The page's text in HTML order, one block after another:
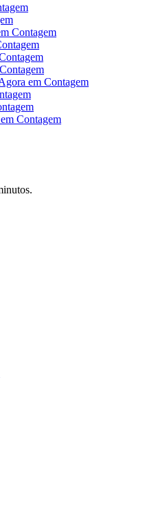
Contagem
Contagem
em Contagem
em Contagem